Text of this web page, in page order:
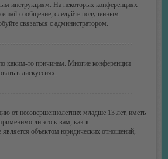
инструкциям. На некоторых конференциях
сообщение, следуйте полученным
связаться с администратором.
каким-то причинам. Многие конференции
в дискуссиях.
от несовершеннолетних младше 13 лет, иметь
ли это к вам, как к
объектом юридических отношений,